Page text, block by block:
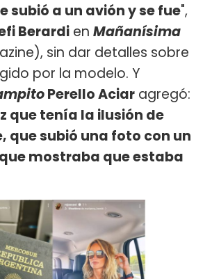
subió a un avión y se fue",
Berardi en Mañanísima
sin dar detalles sobre
por la modelo. Y
Perello Aciar agregó:
que tenía la ilusión de
que subió una foto con un
mostraba que estaba